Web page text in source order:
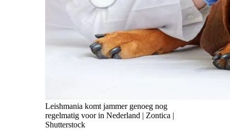
Leishmania komt jammer genoeg nog
regelmatig voor in Nederland | Zontica |
Shutterstock